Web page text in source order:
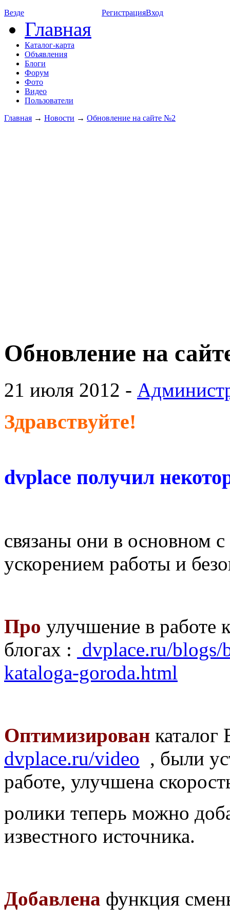
Везде РегистрацияВход
Главная
Каталог-карта
Объявления
Блоги
Форум
Фото
Видео
Пользователи
Главная → Новости → Обновление на сайте №2
Обновление на
21 июля 2012 -
Здравствуйте!
dvplace получил
связаны они в основном
ускорением работы и
Про улучшение в работе
блогах : dvplace.ru/
kataloga-goroda.html
Оптимизирован каталог
dvplace.ru/video , были
работе, улучшена
ролики теперь можно
известного источника.
Добавлена функция